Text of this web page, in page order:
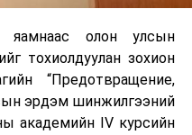
олон улсын
тохиолдуулан зохион
“Предотвращение,
эрдэм шинжилгээний
академийн IV курсийн